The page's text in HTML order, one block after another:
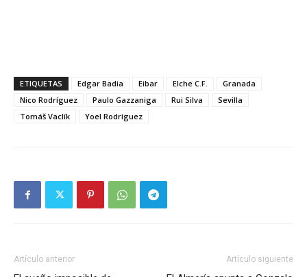
ETIQUETAS Edgar Badia Eibar Elche C.F.
Granada
Nico Rodríguez
Paulo Gazzaniga Rui Silva
Sevilla
Tomáš Vaclík
Yoel Rodríguez
Artículo anterior Artículo siguiente